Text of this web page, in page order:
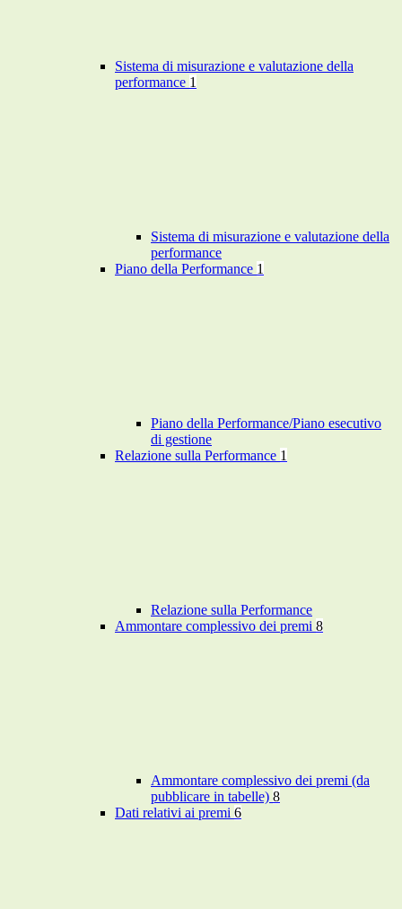
Sistema di misurazione e valutazione della
performance 1
Sistema di misurazione e valutazione della
performance
Piano della Performance 1
Piano della Performance/Piano esecutivo
di gestione
Relazione sulla Performance 1
Relazione sulla Performance
Ammontare complessivo dei premi 8
Ammontare complessivo dei premi (da
pubblicare in tabelle) 8
Dati relativi ai premi 6